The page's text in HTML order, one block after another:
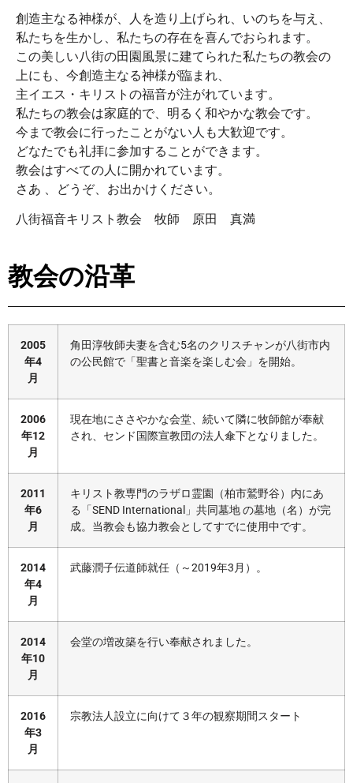
創造主なる神様が、人を造り上げられ、いのちを与え、
私たちを生かし、私たちの存在を喜んでおられます。
この美しい八街の田園風景に建てられた私たちの教会の
上にも、今創造主なる神様が臨まれ、
主イエス・キリストの福音が注がれています。
私たちの教会は家庭的で、明るく和やかな教会です。
今まで教会に行ったことがない人も大歓迎です。
どなたでも礼拝に参加することができます。
教会はすべての人に開かれています。
さあ 、どうぞ、お出かけください。
八街福音キリスト教会 牧師 原田 真満
教会の沿革
2005
年4
月
角田淳牧師夫妻を含む5名のクリスチャンが八街市内
の公民館で「聖書と音楽を楽しむ会」を開始。
2006
年12
月
現在地にささやかな会堂、続いて隣に牧師館が奉献
され、センド国際宣教団の法人傘下となりました。
2011
年6
月
キリスト教専門のラザロ霊園（柏市鷲野谷）内にあ
る「SEND International」共同墓地 の墓地（名）が完
成。当教会も協力教会としてすでに使用中です。
2014
年4
月
武藤潤子伝道師就任（～2019年3月）。
2014
年10
月
会堂の増改築を行い奉献されました。
2016
年3
月
宗教法人設立に向けて３年の観察期間スタート